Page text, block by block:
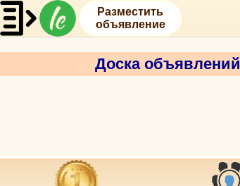
Разместить
объявление
Доска объявлений